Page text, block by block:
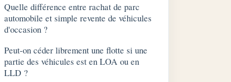
Quelle différence entre rachat de parc
automobile et simple revente de véhicules
d'occasion ?
Peut-on céder librement une flotte si une
partie des véhicules est en LOA ou en
LLD ?